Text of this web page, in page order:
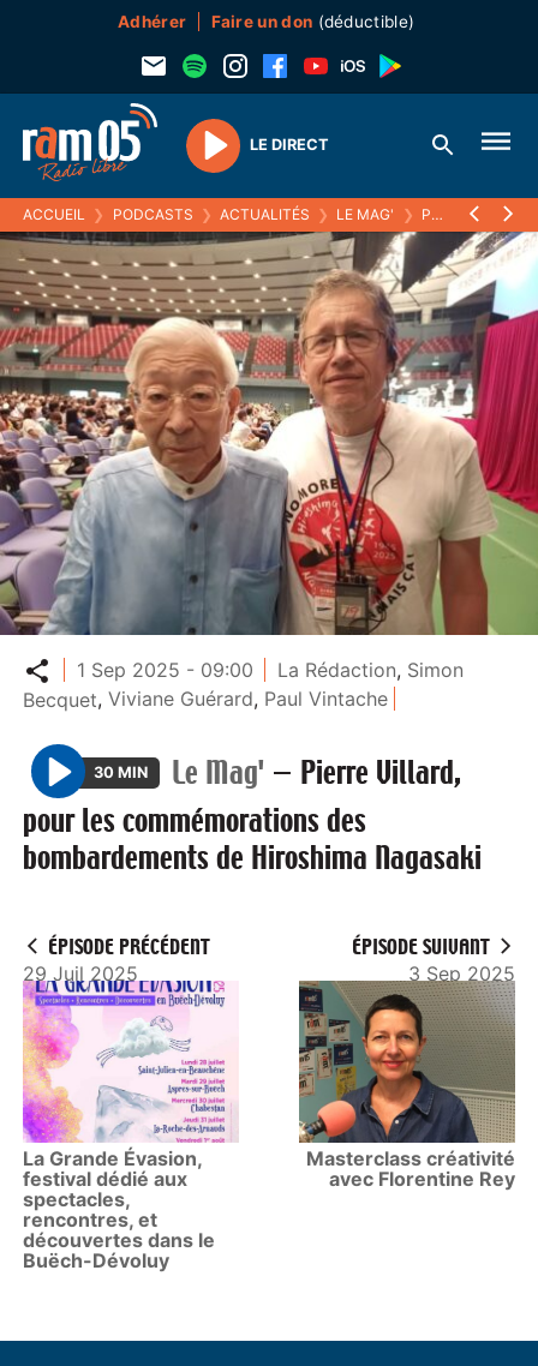
Adhérer Faire un don (déductible)
Play
LE DIRECT
ACCUEIL ❯ PODCASTS ❯ ACTUALITÉS ❯ LE MAG' ❯ PIERRE VILLARD, POUR LES COMMÉMORATIONS DES BOMBARDEMENTS DE HIROSHIMA NAGASAKI
Partager
1 Sep 2025 - 09:00 La Rédaction, Simon
Becquet,Viviane Guérard, Paul Vintache
P
l
a
30 MIN Le Mag' — Pierre Villard,
pour les commémorations des
bombardements de Hiroshima Nagasaki
ÉPISODE PRÉCÉDENT
29 Juil 2025
La Grande Évasion,
festival dédié aux
spectacles,
rencontres, et
découvertes dans le
Buëch-Dévoluy
ÉPISODE SUIVANT
3 Sep 2025
Masterclass créativité
avec Florentine Rey